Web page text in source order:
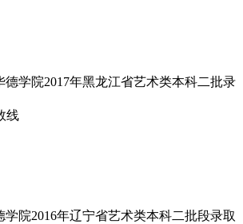
学院2017年黑龙江省艺术类本科二批录
院2016年辽宁省艺术类本科二批段录取